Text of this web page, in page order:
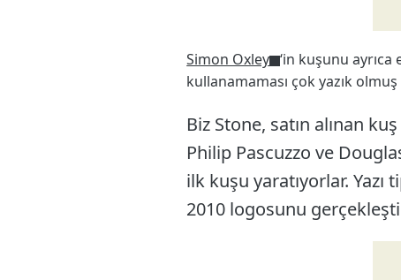
Simon Oxley ‘in kuşunu
kullanamaması çok yazık olmuş
Biz Stone, satın alınan
Philip Pascuzzo ve
ilk kuşu yaratıyorlar.
2010 logosunu